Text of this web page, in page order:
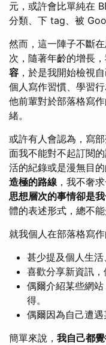
元，或許會比單純在
分類、下 tag、被
然而，這一陣子不斷
次，隨著年齡的增長
容 ，於是我開始檢視
個人寫作習慣、學習
他前輩對於部落格寫
緒。
或許有人會認為，寫
面我不能對不起訂閱
活的紀錄或是漫無目
造極的路線 ，我不奢
思想層次的事情卻是
體的表述形式，總不
就我個人在部落格寫
甚少提及個人生活
喜歡分享新資訊，
偶爾介紹某些網
得。
偶爾因為自己遭遇
簡單來說， 我自己都